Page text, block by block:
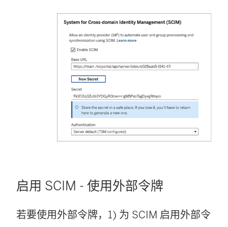
启用 SCIM - 使用外部令牌
若要使用外部令牌，1) 为 SCIM 启用外部令